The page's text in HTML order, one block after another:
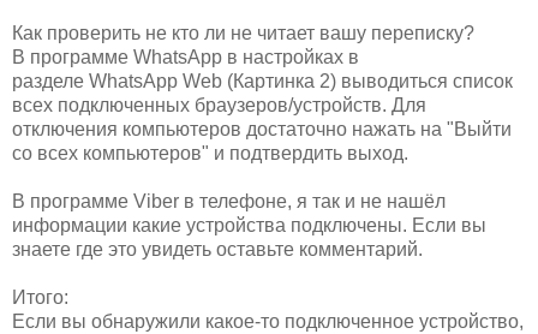
Как проверить не кто ли не читает вашу переписку?
В программе WhatsApp в настройках в
разделе WhatsApp Web (Картинка 2) выводиться список
всех подключенных браузеров/устройств. Для
отключения компьютеров достаточно нажать на "Выйти
со всех компьютеров" и подтвердить выход.
В программе Viber в телефоне, я так и не нашёл
информации какие устройства подключены. Если вы
знаете где это увидеть оставьте комментарий.
Итого:
Если вы обнаружили какое-то подключенное устройство,